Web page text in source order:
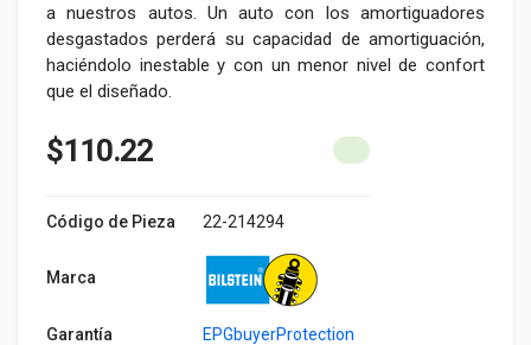
a nuestros autos. Un auto con los amortiguadores
desgastados perderá su capacidad de amortiguación,
haciéndolo inestable y con un menor nivel de confort
que el diseñado.
$110.22
Código de Pieza 22-214294
Marca
Garantía EPGbuyerProtection